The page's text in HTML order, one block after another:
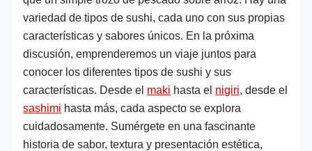
variedad de tipos de sushi, cada uno con sus propias
características y sabores únicos. En la próxima
discusión, emprenderemos un viaje juntos para
conocer los diferentes tipos de sushi y sus
características. Desde el maki hasta el nigiri, desde el
sashimi hasta más, cada aspecto se explora
cuidadosamente. Sumérgete en una fascinante
historia de sabor, textura y presentación estética,